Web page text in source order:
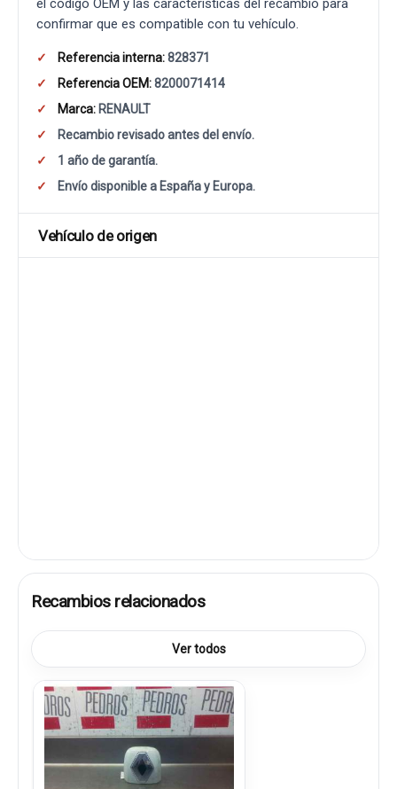
el código OEM y las características del recambio para
confirmar que es compatible con tu vehículo.
Referencia interna:828371
Referencia OEM:8200071414
Marca: RENAULT
Recambio revisado antes del envío.
1 año de garantía.
Envío disponible a España y Europa.
Vehículo de origen
Recambios relacionados
Ver todos